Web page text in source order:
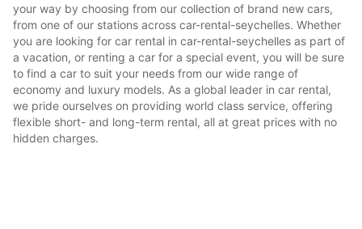
your way by choosing from our collection of brand new cars,
from one of our stations across car-rental-seychelles. Whether
you are looking for car rental in car-rental-seychelles as part of
a vacation, or renting a car for a special event, you will be sure
to find a car to suit your needs from our wide range of
economy and luxury models. As a global leader in car rental,
we pride ourselves on providing world class service, offering
flexible short- and long-term rental, all at great prices with no
hidden charges.